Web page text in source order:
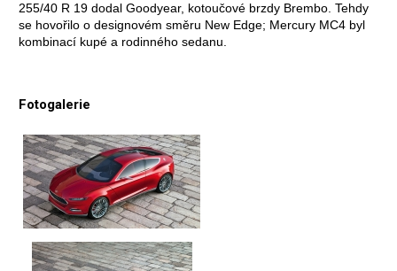
255/40 R 19 dodal Goodyear, kotoučové brzdy Brembo. Tehdy
se hovořilo o designovém směru New Edge; Mercury MC4 byl
kombinací kupé a rodinného sedanu.
Fotogalerie